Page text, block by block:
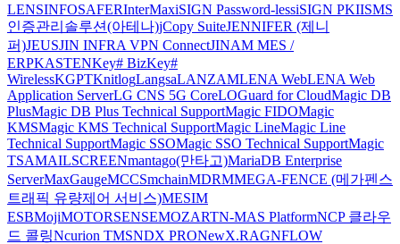
LENSINFOSAFERInterMaxiSIGN Password-lessiSIGN PKIISMS
인증관리솔루션(아테나)jCopy SuiteJENNIFER (제니
퍼)JEUSJIN INFRA VPN ConnectJINAM MES /
ERPKASTENKey# BizKey#
WirelessKGPTKnitlogLangsaLANZAMLENA WebLENA Web
Application ServerLG CNS 5G CoreLOGuard for CloudMagic DB
PlusMagic DB Plus Technical SupportMagic FIDOMagic
KMSMagic KMS Technical SupportMagic LineMagic Line
Technical SupportMagic SSOMagic SSO Technical SupportMagic
TSAMAILSCREENmantago(만타고)MariaDB Enterprise
ServerMaxGaugeMCCSmchainMDRMMEGA-FENCE (메가펜스
트래픽 유량제어 서비스)MESIM
ESBMojiMOTORSENSEMOZARTN-MAS PlatformNCP 클라우
드 콜링Ncurion TMSNDX PRONewX.RAGNFLOW